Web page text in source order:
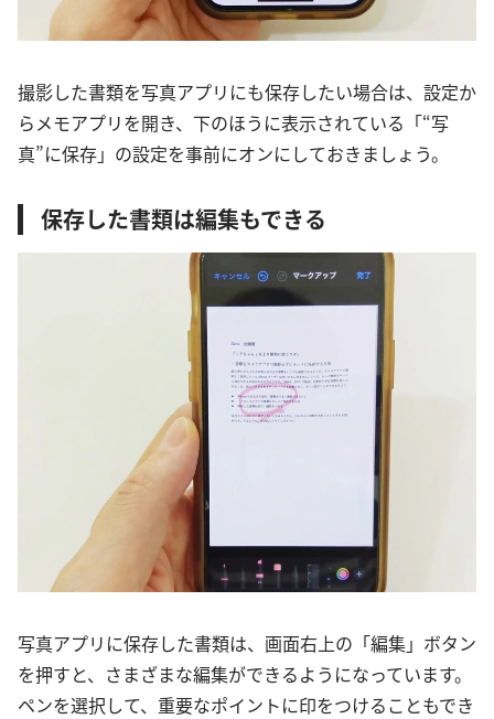
撮影した書類を写真アプリにも保存したい場合は、設定か
らメモアプリを開き、下のほうに表示されている「“写
真”に保存」の設定を事前にオンにしておきましょう。
保存した書類は編集もできる
写真アプリに保存した書類は、画面右上の「編集」ボタン
を押すと、さまざまな編集ができるようになっています。
ペンを選択して、重要なポイントに印をつけることもでき